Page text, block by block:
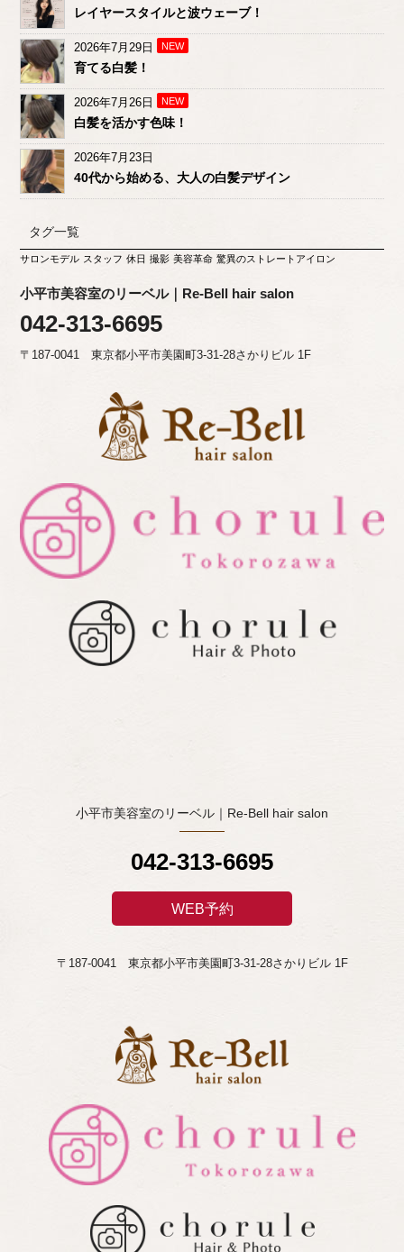
レイヤースタイルと波ウェーブ！
2026年7月29日 NEW
育てる白髪！
2026年7月26日 NEW
白髪を活かす色味！
2026年7月23日
40代から始める、大人の白髪デザイン
タグ一覧
サロンモデル スタッフ 休日 撮影 美容革命 驚異のストレートアイロン
小平市美容室のリーベル｜Re-Bell hair salon
042-313-6695
〒187-0041 東京都小平市美園町3-31-28さかりビル 1F
小平市美容室のリーベル｜Re-Bell hair salon
042-313-6695
WEB予約
〒187-0041 東京都小平市美園町3-31-28さかりビル 1F